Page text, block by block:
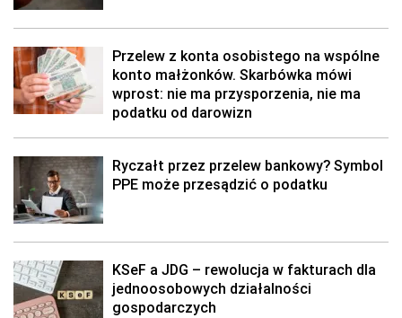
Przelew z konta osobistego na wspólne
konto małżonków. Skarbówka mówi
wprost: nie ma przysporzenia, nie ma
podatku od darowizn
Ryczałt przez przelew bankowy? Symbol
PPE może przesądzić o podatku
KSeF a JDG – rewolucja w fakturach dla
jednoosobowych działalności
gospodarczych